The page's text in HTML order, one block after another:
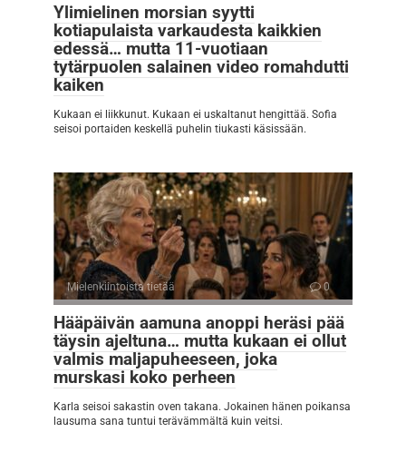
Ylimielinen morsian syytti
kotiapulaista varkaudesta kaikkien
edessä… mutta 11-vuotiaan
tytärpuolen salainen video romahdutti
kaiken
Kukaan ei liikkunut. Kukaan ei uskaltanut hengittää. Sofia
seisoi portaiden keskellä puhelin tiukasti käsissään.
Mielenkiintoista tietää 0
Hääpäivän aamuna anoppi heräsi pää
täysin ajeltuna… mutta kukaan ei ollut
valmis maljapuheeseen, joka
murskasi koko perheen
Karla seisoi sakastin oven takana. Jokainen hänen poikansa
lausuma sana tuntui terävämmältä kuin veitsi.